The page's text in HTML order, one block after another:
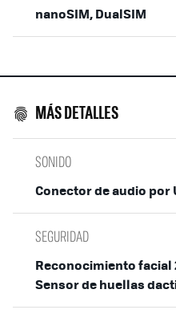
nanoSIM, DualSIM
MÁS DETALLES
SONIDO
Conector de audio por
SEGURIDAD
Reconocimiento facial
Sensor de huellas